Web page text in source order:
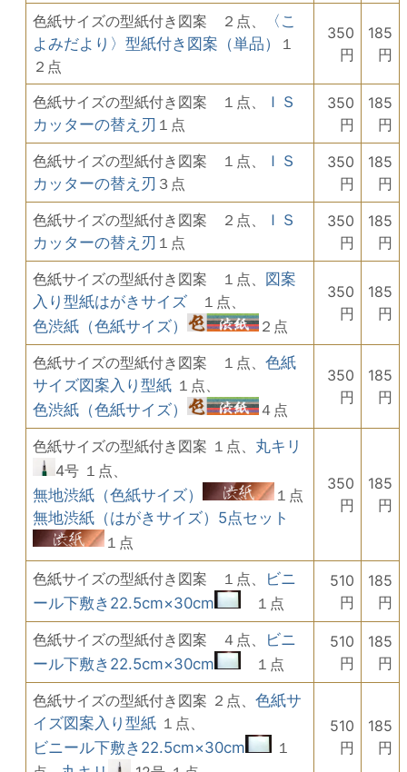
色紙サイズの型紙付き図案 ２点、
〈こ
よみだより〉型紙付き図案（単品）
１
２点
350
円
185
円
色紙サイズの型紙付き図案 １点、
ＩＳ
カッターの替え刃 １点
350
円
185
円
色紙サイズの型紙付き図案 １点、
ＩＳ
カッターの替え刃 ３点
350
円
185
円
色紙サイズの型紙付き図案 ２点、
ＩＳ
カッターの替え刃 １点
350
円
185
円
色紙サイズの型紙付き図案 １点、 図案
入り型紙はがきサイズ １点、
色渋紙（色紙サイズ）
２点
350
円
185
円
色紙サイズの型紙付き図案 １点、 色紙
サイズ図案入り型紙 １点、
色渋紙（色紙サイズ）
４点
350
円
185
円
色紙サイズの型紙付き図案 １点、 丸キリ
4号 １点、
無地渋紙（色紙サイズ）
１点
無地渋紙（はがきサイズ）5点セット
１点
350
円
185
円
色紙サイズの型紙付き図案 １点、
ビニ
ール下敷き22.5cm×30cm
１点
510
円
185
円
色紙サイズの型紙付き図案 ４点、
ビニ
ール下敷き22.5cm×30cm
１点
510
円
185
円
色紙サイズの型紙付き図案 ２点、 色紙サ
イズ図案入り型紙 １点、
ビニール下敷き22.5cm×30cm
１
510
円
185
円